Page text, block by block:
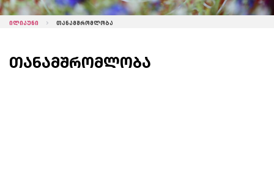
ილიაუნი თანამშრომლობა
თანამშრომლობა